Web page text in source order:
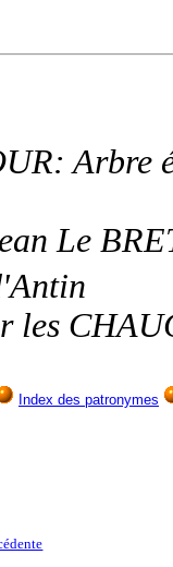
Arbre
Le
les
Index des patronymes